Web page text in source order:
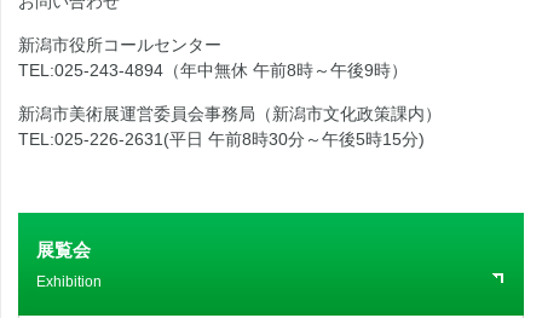
新潟市役所コールセンター
TEL:025-243-4894（年中無休 午前8時～午後9時）
新潟市美術展運営委員会事務局（新潟市文化政策課内）
TEL:025-226-2631(平日 午前8時30分～午後5時15分)
展覧会
Exhibition